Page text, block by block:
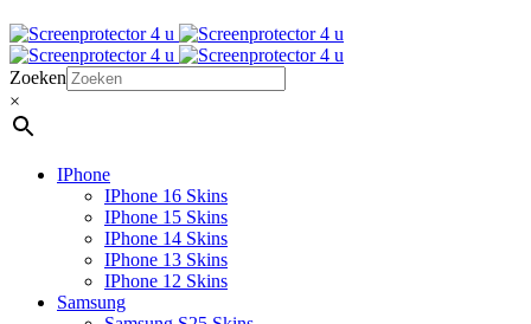
Zoeken
×
IPhone
IPhone 16 Skins
IPhone 15 Skins
IPhone 14 Skins
IPhone 13 Skins
IPhone 12 Skins
Samsung